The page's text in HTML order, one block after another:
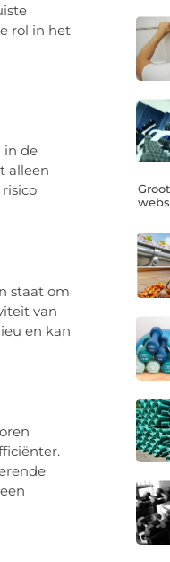
rol in het
in de
alleen
staat om
van
en kan